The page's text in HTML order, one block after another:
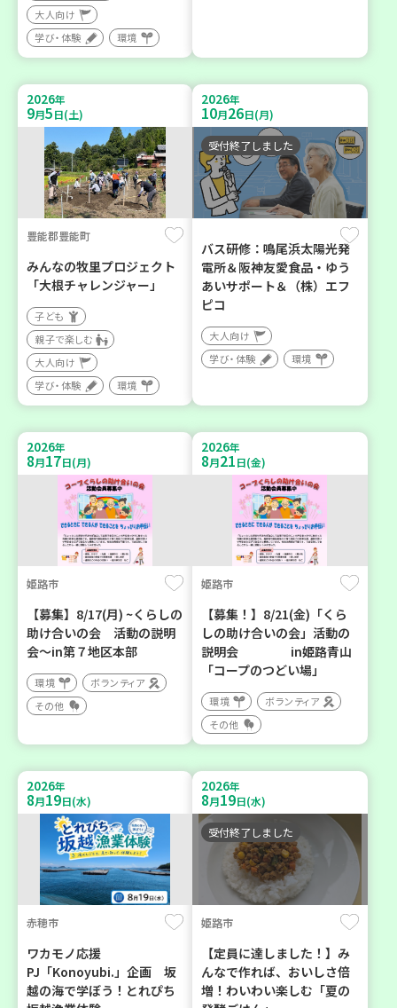
大人向け
学び・体験
環境
2026年
9月5日(土)
豊能郡豊能町
みんなの牧里プロジェクト
「大根チャレンジャー」
子ども
親子で楽しむ
大人向け
学び・体験
環境
2026年
10月26日(月)
受付終了しました
バス研修：鳴尾浜太陽光発
電所＆阪神友愛食品・ゆう
あいサポート＆（株）エフ
ピコ
大人向け
学び・体験
環境
2026年
8月17日(月)
姫路市
【募集】8/17(月) ~くらしの
助け合いの会 活動の説明
会～in第７地区本部
環境
ボランティア
その他
2026年
8月21日(金)
姫路市
【募集！】8/21(金)「くら
しの助け合いの会」活動の
説明会 in姫路青山
「コープのつどい場」
環境
ボランティア
その他
2026年
8月19日(水)
赤穂市
ワカモノ応援
PJ「Konoyubi.」企画 坂
越の海で学ぼう！とれぴち
2026年
8月19日(水)
受付終了しました
姫路市
【定員に達しました！】み
んなで作れば、おいしさ倍
増！わいわい楽しむ「夏の